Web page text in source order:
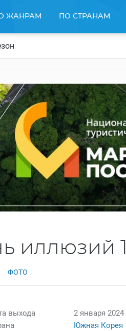
ЖАНРАМ ПО СТРАНАМ
иллюзий
ФОТО
выхода
2 января 2024
Южная Корея